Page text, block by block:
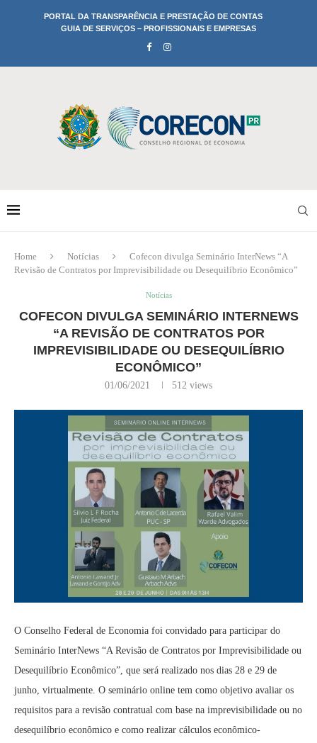
PORTAL DA TRANSPARÊNCIA E PRESTAÇÃO DE CONTAS
GUIA DE SERVIÇOS – PROFISSIONAIS E EMPRESAS
Home Notícias
Cofecon divulga Seminário InterNews “A
Revisão de Contratos por Imprevisibilidade ou Desequilíbrio Econômico”
Notícias
COFECON DIVULGA SEMINÁRIO INTERNEWS
“A REVISÃO DE CONTRATOS POR
IMPREVISIBILIDADE OU DESEQUILÍBRIO
ECONÔMICO”
01/06/2021 512 views
O Conselho Federal de Economia foi convidado para participar do
Seminário InterNews “A Revisão de Contratos por Imprevisibilidade ou
Desequilíbrio Econômico”, que será realizado nos dias 28 e 29 de
junho, virtualmente. O seminário online tem como objetivo avaliar os
requisitos para a revisão contratual com base na imprevisibilidade ou no
desequilíbrio econômico e como realizar cálculos econômico-